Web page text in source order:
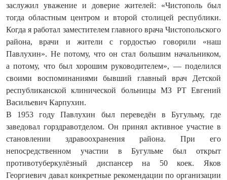
заслужил уважение и доверие жителей: «Чистополь был
тогда областным центром и второй столицей республики.
Когда я работал заместителем главного врача Чистопольского
района, врачи и жители с гордостью говорили «наш
Павлухин». Не потому, что он стал большим начальником,
а потому, что был хорошим руководителем», — поделился
своими воспоминаниями бывший главный врач Детской
республиканской клинической больницы МЗ РТ Евгений
Васильевич Карпухин.
В 1953 году Павлухин был переведён в Бугульму, где
заведовал горздравотделом. Он принял активное участие в
становлении здравоохранения района. При его
непосредственном участии в Бугульме был открыт
противотуберкулёзный диспансер на 50 коек. Яков
Георгиевич давал конкретные рекомендации по организации